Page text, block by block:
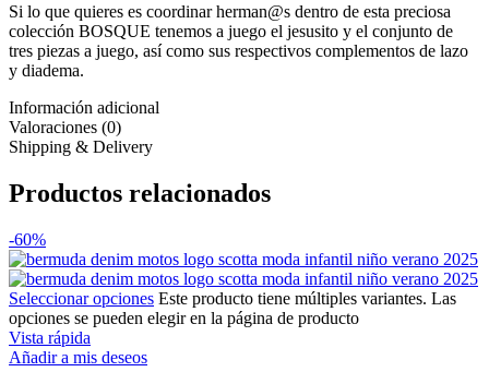
Si lo que quieres es coordinar herman@s dentro de esta preciosa
colección BOSQUE tenemos a juego el jesusito y el conjunto de
tres piezas a juego, así como sus respectivos complementos de lazo
y diadema.
Información adicional
Valoraciones (0)
Shipping & Delivery
Productos relacionados
-60%
Seleccionar opciones Este producto tiene múltiples variantes. Las
opciones se pueden elegir en la página de producto
Vista rápida
Añadir a mis deseos